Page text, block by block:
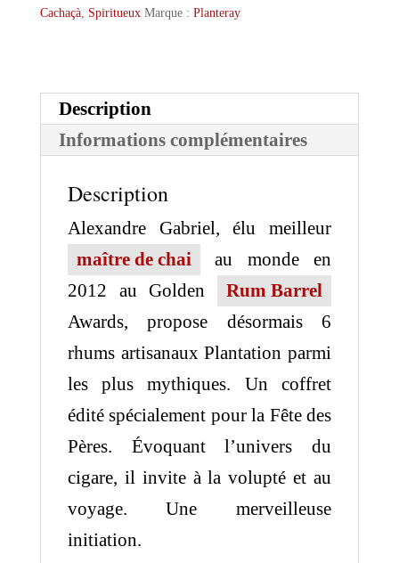
Coffret
Cachaçà, Spiritueux Marque : Planteray
Description
Informations complémentaires
Description
Alexandre Gabriel, élu meilleur
maître de chai
au monde en
2012 au Golden
Rum Barrel
Awards, propose désormais 6
rhums artisanaux Plantation parmi
les plus mythiques. Un coffret
édité spécialement pour la Fête des
Pères. Évoquant l’univers du
cigare, il invite à la volupté et au
voyage. Une merveilleuse
initiation.